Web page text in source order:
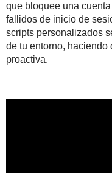
que bloquee una
fallidos de inicio de
scripts personalizados
de tu entorno, haciendo
proactiva.